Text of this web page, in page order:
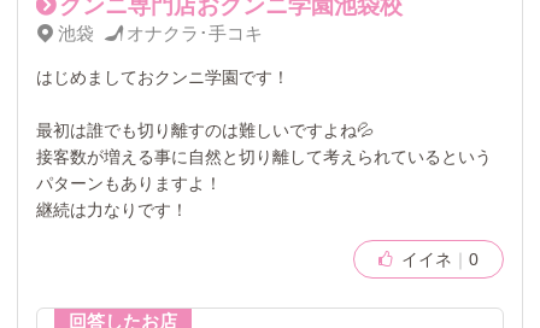
クンニ専門店おクンニ学園池袋校
池袋 オナクラ･手コキ
はじめましておクンニ学園です！
最初は誰でも切り離すのは難しいですよね💦
接客数が増える事に自然と切り離して考えられているという
パターンもありますよ！
継続は力なりです！
イイネ 0